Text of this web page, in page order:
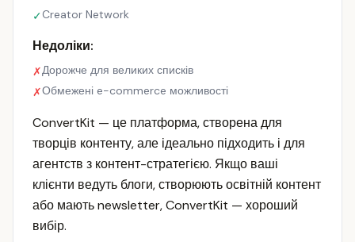
✓Creator Network
Недоліки:
✗Дорожче для великих списків
✗Обмежені e-commerce можливості
ConvertKit — це платформа, створена для
творців контенту, але ідеально підходить і для
агентств з контент-стратегією. Якщо ваші
клієнти ведуть блоги, створюють освітній контент
або мають newsletter, ConvertKit — хороший
вибір.